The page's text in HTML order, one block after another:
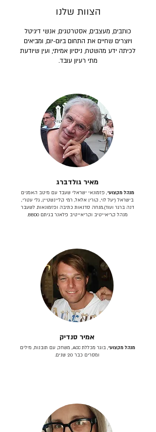
הצוות שלנו
כותבים, מעצבים, אסטרטגים, אנשי דיגיטל
ויוצרים שחיים את התחום ביום-יום, ומביאים
לכיתה ידע מהשטח, ניסיון אמיתי, ועין שיודעת
מתי רעיון עובד.
מאיר גולדברג
מנהל מקצועי, פזמונאי ישראלי שעבד עם מיטב האמנים
בישראל (יעל לוי, קורין אלאל, רמי קליינשטיין, גלי עטרי,
דנה ברגר ועוד).מנחה סדנאות כתיבה ופזמונאות. לשעבר
מנהל קריאייטיב וקריאייטיב פלאנר בגיתם BBDO.
אמיר סנדיק
מנהל מקצועי
, בוגר מכללת ACC, משחק עם תובנות, מילים
ומסרים כבר 20 שנים.